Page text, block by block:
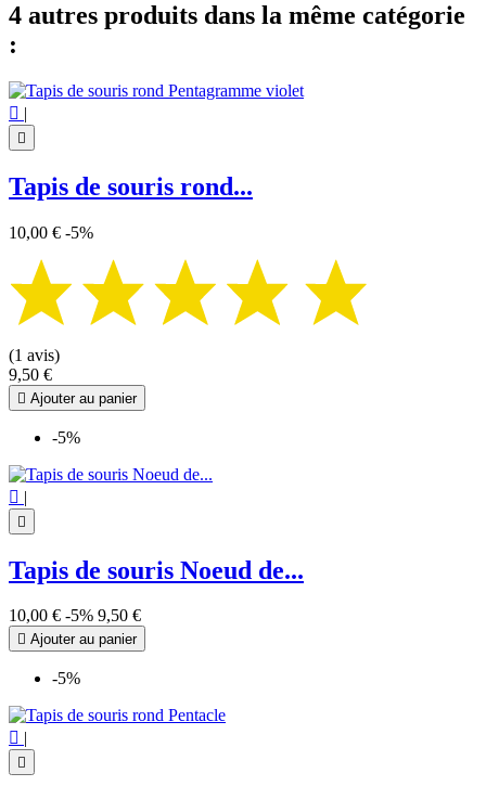
4 autres produits dans la même catégorie
:
 |

Tapis de souris rond...
10,00 € -5%
(1 avis)
9,50 €
 Ajouter au panier
-5%
 |

Tapis de souris Noeud de...
10,00 € -5% 9,50 €
 Ajouter au panier
-5%
 |
